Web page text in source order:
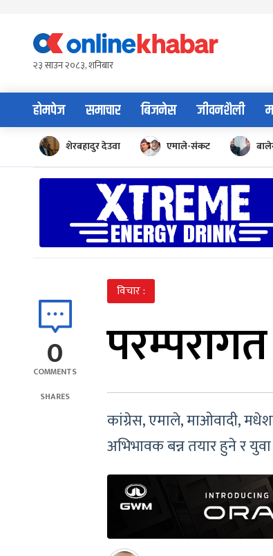
content२३ साउन २०८३, शनिबार
होमपेज समाचार बिजनेस जीवनशैली
शेरबहादुर देउवा एमाले-संकट
0
COMMENTS
SHARES
विचार :
कांग्रेस, एमाले, माओवादी,
अभिभावक बन्न तयार हुने र